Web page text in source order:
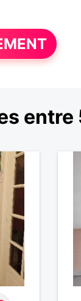
entre